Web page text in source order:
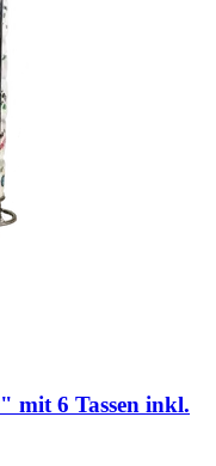
mit 6 Tassen inkl.